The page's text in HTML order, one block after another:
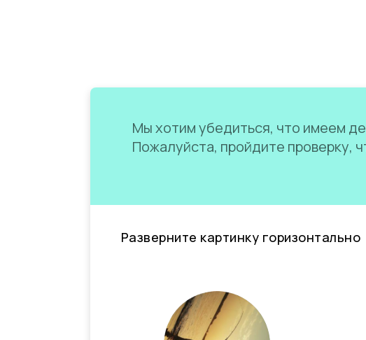
Мы хотим убедиться, что имеем
Пожалуйста, пройдите проверку,
Разверните картинку горизонтально